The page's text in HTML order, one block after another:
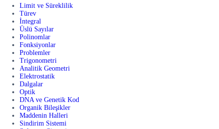
Limit ve Süreklilik
Türev
İntegral
Üslü Sayılar
Polinomlar
Fonksiyonlar
Problemler
Trigonometri
Analitik Geometri
Elektrostatik
Dalgalar
Optik
DNA ve Genetik Kod
Organik Bileşikler
Maddenin Halleri
Sindirim Sistemi